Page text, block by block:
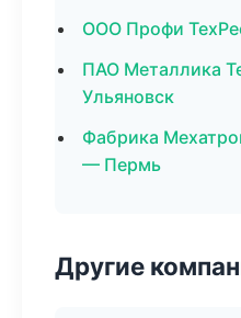
ООО Профи
ПАО Металлика
Ульяновск
Фабрика
— Пермь
Другие